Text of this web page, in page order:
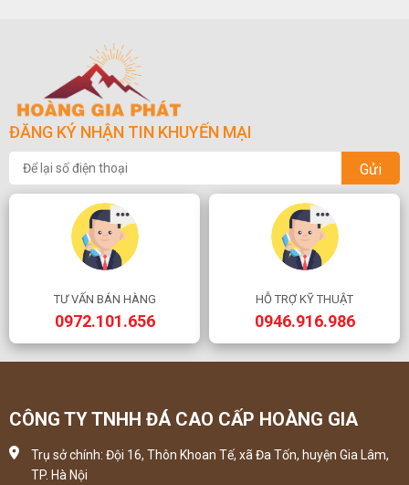
ĐĂNG KÝ NHẬN TIN KHUYẾN MẠI
Gửi
TƯ VẤN BÁN HÀNG
0972.101.656
HỖ TRỢ KỸ THUẬT
0946.916.986
CÔNG TY TNHH ĐÁ CAO CẤP HOÀNG GIA
Trụ sở chính: Đội 16, Thôn Khoan Tế, xã Đa Tốn, huyện Gia Lâm,
TP. Hà Nội